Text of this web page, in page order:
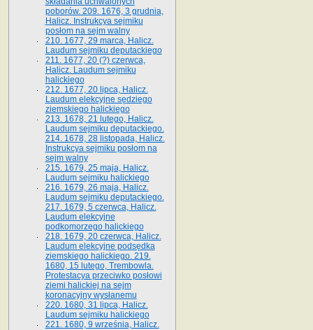
poborów. 209. 1676, 3 grudnia,
Halicz. Instrukcya sejmiku
posłom na sejm walny
210. 1677, 29 marca, Halicz.
Laudum sejmiku deputackiego
211. 1677, 20 (?) czerwca,
Halicz. Laudum sejmiku
halickiego
212. 1677, 20 lipca, Halicz.
Laudum elekcyjne sędziego
ziemskiego halickiego
213. 1678, 21 lutego, Halicz.
Laudum sejmiku deputackiego.
214. 1678, 28 listopada, Halicz.
Instrukcya sejmiku posłom na
sejm walny
215. 1679, 25 maja, Halicz.
Laudum sejmiku halickiego
216. 1679, 26 maja, Halicz.
Laudum sejmiku deputackiego.
217. 1679, 5 czerwca, Halicz.
Laudum elekcyjne
podkomorzego halickiego
218. 1679, 20 czerwca, Halicz.
Laudum elekcyjne podsędka
ziemskiego halickiego. 219.
1680, 15 lutego, Trembowla.
Protestacya przeciwko posłowi
ziemi halickiej na sejm
koronacyjny wysłanemu
220. 1680, 31 lipca, Halicz.
Laudum sejmiku halickiego
221. 1680, 9 września, Halicz.